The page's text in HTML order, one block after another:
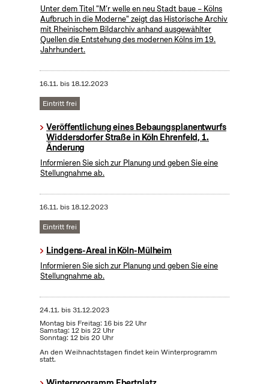
Unter dem Titel "M’r welle en neu Stadt baue – Kölns
Aufbruch in die Moderne" zeigt das Historische Archiv
mit Rheinischem Bildarchiv anhand ausgewählter
Quellen die Entstehung des modernen Kölns im 19.
Jahrhundert.
16.11. bis18.12.2023
Eintritt frei
Veröffentlichung eines Bebaungsplanentwurfs
Widdersdorfer Straße in Köln Ehrenfeld, 1.
Änderung
Informieren Sie sich zur Planung und geben Sie eine
Stellungnahme ab.
16.11. bis18.12.2023
Eintritt frei
Lindgens-Areal in Köln-Mülheim
Informieren Sie sich zur Planung und geben Sie eine
Stellungnahme ab.
24.11. bis31.12.2023
Montag bis Freitag: 16 bis 22 Uhr
Samstag: 12 bis 22 Uhr
Sonntag: 12 bis 20 Uhr
An den Weihnachtstagen findet kein Winterprogramm
statt.